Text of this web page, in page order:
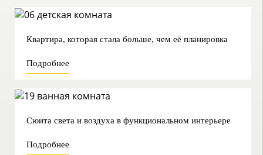
Квартира, которая стала больше, чем её планировка
Подробнее
Сюита света и воздуха в функциональном интерьере
Подробнее